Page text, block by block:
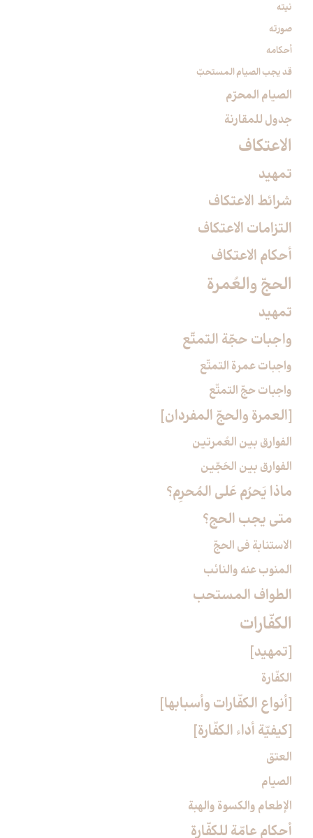
نيته
صورته
أحكامه
قد يجب الصيام المستحبّ
الصيام المحرّم‏
جدول للمقارنة
الاعتكاف‏
تمهيد
شرائط الاعتكاف
التزامات الاعتكاف
أحكام الاعتكاف
الحجّ والعُمرة
تمهيد
واجبات حجّة التمتّع‏
واجبات عمرة التمتّع
واجبات حجّ التمتّع
[العمرة والحجّ المفردان‏]
الفوارق بين العُمرتين
الفوارق بين الحَجّين
ماذا يَحرُم عَلى المُحرِم؟
متى يجب الحج؟
الاستنابة في الحجّ‏
المنوب عنه والنائب
الطواف المستحب‏
الكفّارات‏
[تمهيد]
الكفّارة
[أنواع الكفّارات وأسبابها]
[كيفيّة أداء الكفّارة]
العتق
الصيام
الإطعام والكسوة والهبة
أحكام عامّة للكفّارة